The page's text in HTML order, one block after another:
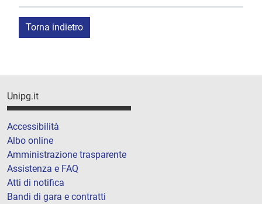
Torna indietro
Unipg.it
Accessibilità
Albo online
Amministrazione trasparente
Assistenza e FAQ
Atti di notifica
Bandi di gara e contratti